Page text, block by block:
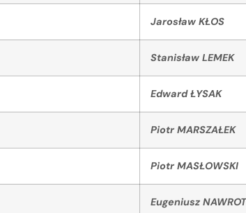
Jarosław KŁOS
Stanisław LEMEK
Edward ŁYSAK
Piotr MARSZAŁEK
Piotr MASŁOWSKI
Eugeniusz NAWROT